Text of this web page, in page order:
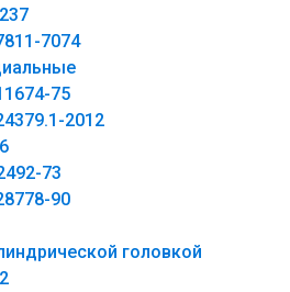
7074
75
2012
73
90
головкой